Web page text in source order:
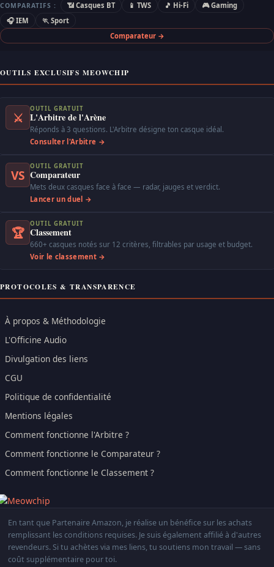
COMPARATIFS : 📶 Casques BT 📱 TWS 🎵 Hi-Fi
🎮 Gaming
🎧 IEM
🏃 Sport
Comparateur →
OUTILS EXCLUSIFS MEOWCHIP
⚔
OUTIL GRATUIT
L'Arbitre de l'Arène
Réponds à 3 questions. L'Arbitre désigne ton casque idéal.
Consulter l'Arbitre →
VS
OUTIL GRATUIT
Comparateur
Mets deux casques face à face — radar, jauges et verdict.
Lancer un duel →
🏆
OUTIL GRATUIT
Classement
660+ casques notés sur 12 critères, filtrables par usage et budget.
Voir le classement →
PROTOCOLES & TRANSPARENCE
À propos & Méthodologie
L'Officine Audio
Divulgation des liens
CGU
Politique de confidentialité
Mentions légales
Comment fonctionne l'Arbitre ?
Comment fonctionne le Comparateur ?
Comment fonctionne le Classement ?
En tant que Partenaire Amazon, je réalise un bénéfice sur les achats
remplissant les conditions requises. Je suis également affilié à d'autres
revendeurs. Si tu achètes via mes liens, tu soutiens mon travail — sans
coût supplémentaire pour toi.